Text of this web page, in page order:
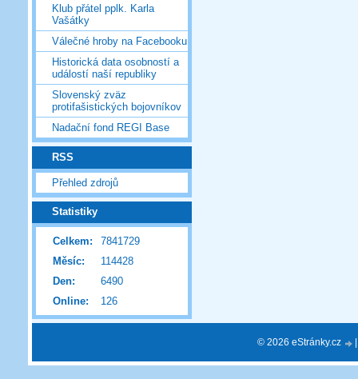
Klub přátel pplk. Karla
Vašátky
Válečné hroby na Facebooku
Historická data osobností a
událostí naší republiky
Slovenský zväz
protifašistických bojovníkov
Nadační fond REGI Base
RSS
Přehled zdrojů
Statistiky
Online: 126
Celkem:
7841729
Měsíc:
114428
Den:
6490
© 2026 eStránky.cz